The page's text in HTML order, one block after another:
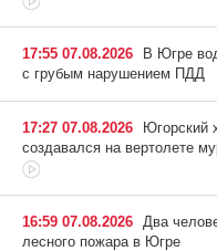
17:55 07.08.2026
В Югре
с грубым нарушением ПДД
17:27 07.08.2026
Югорский
создавался на вертолете
16:59 07.08.2026
Два
лесного пожара в Югре